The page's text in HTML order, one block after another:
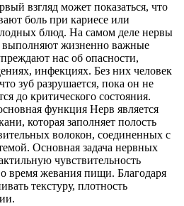
взгляд может показаться, что
боль при кариесе или
блюд. На самом деле нервы
выполняют жизненно важные
нас об опасности,
инфекциях. Без них человек
зуб разрушается, пока он не
до критического состояния.
функция Нерв является
которая заполняет полость
волокон, соединенных с
Основная задача нервных
чувствительность
время жевания пищи. Благодаря
текстуру, плотность